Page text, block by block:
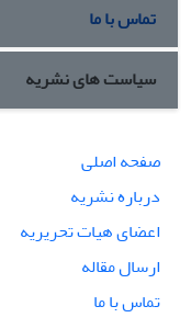
تماس با ما
سیاست های نشریه
صفحه اصلی
درباره نشریه
اعضای هیات تحریریه
ارسال مقاله
تماس با ما